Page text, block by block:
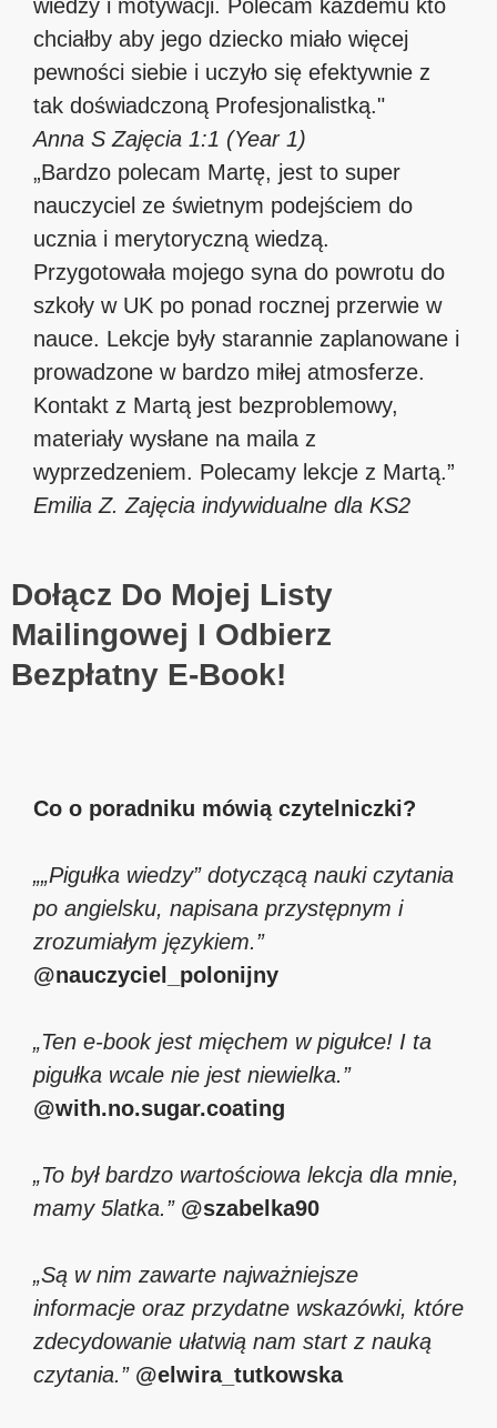
wiedzy i motywacji. Polecam każdemu kto
chciałby aby jego dziecko miało więcej
pewności siebie i uczyło się efektywnie z
tak doświadczoną Profesjonalistką."
Anna S Zajęcia 1:1 (Year 1)
„Bardzo polecam Martę, jest to super
nauczyciel ze świetnym podejściem do
ucznia i merytoryczną wiedzą.
Przygotowała mojego syna do powrotu do
szkoły w UK po ponad rocznej przerwie w
nauce. Lekcje były starannie zaplanowane i
prowadzone w bardzo miłej atmosferze.
Kontakt z Martą jest bezproblemowy,
materiały wysłane na maila z
wyprzedzeniem. Polecamy lekcje z Martą.”
Emilia Z. Zajęcia indywidualne dla KS2
Dołącz Do Mojej Listy
Mailingowej I Odbierz
Bezpłatny E-Book!
Co o poradniku mówią czytelniczki?
„„Pigułka wiedzy” dotyczącą nauki czytania
po angielsku, napisana przystępnym i
zrozumiałym językiem.”
@nauczyciel_polonijny
„Ten e-book jest mięchem w pigułce! I ta
pigułka wcale nie jest niewielka.”
@with.no.sugar.coating
„To był bardzo wartościowa lekcja dla mnie,
mamy 5latka.” @szabelka90
„Są w nim zawarte najważniejsze
informacje oraz przydatne wskazówki, które
zdecydowanie ułatwią nam start z nauką
czytania.” @elwira_tutkowska